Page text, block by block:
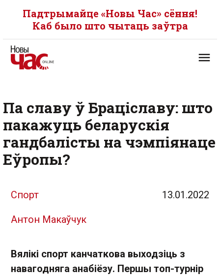
Падтрымайце «Новы Час» сёння!
Каб было што чытаць заўтра
Па славу ў Браціславу: што
пакажуць беларускія
гандбалісты на чэмпіянаце
Еўропы?
Спорт 13.01.2022
Антон Макаўчук
Вялікі спорт канчаткова выходзіць з
навагодняга анабіёзу. Першы топ-турнір